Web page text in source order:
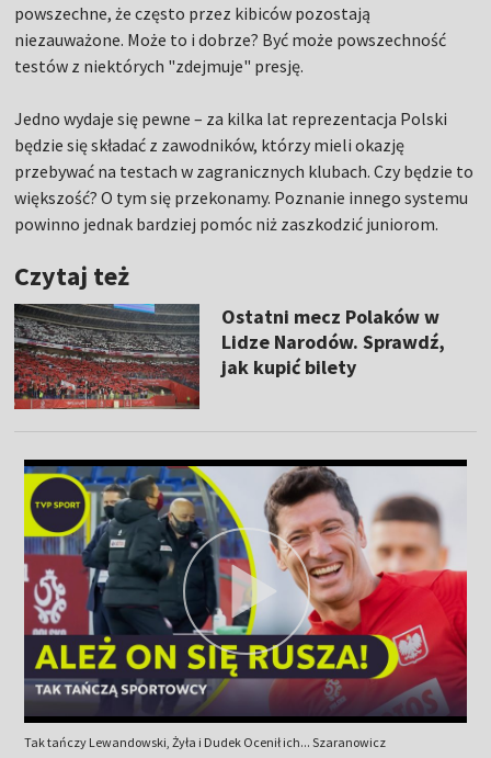
powszechne, że często przez kibiców pozostają
niezauważone. Może to i dobrze? Być może powszechność
testów z niektórych "zdejmuje" presję.
Jedno wydaje się pewne – za kilka lat reprezentacja Polski
będzie się składać z zawodników, którzy mieli okazję
przebywać na testach w zagranicznych klubach. Czy będzie to
większość? O tym się przekonamy. Poznanie innego systemu
powinno jednak bardziej pomóc niż zaszkodzić juniorom.
Czytaj też
Ostatni mecz Polaków w
Lidze Narodów. Sprawdź,
jak kupić bilety
Tak tańczy Lewandowski, Żyła i Dudek Ocenił ich... Szaranowicz